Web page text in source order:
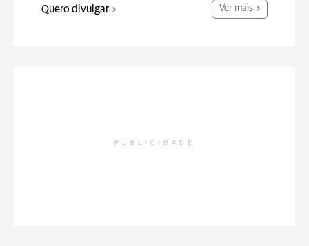
Quero divulgar Ver mais
PUBLICIDADE